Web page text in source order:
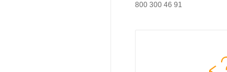
800 300 46 91